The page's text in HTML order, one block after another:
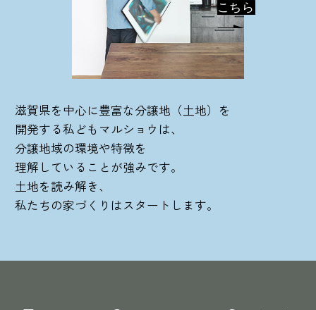
滋賀県を中心に豊富な分譲地（土地）を
開発する私どもマルショウは、
分譲地域の環境や特徴を
理解していることが強みです。
土地を読み解き、
私たちの家づくりはスタートします。
こちら